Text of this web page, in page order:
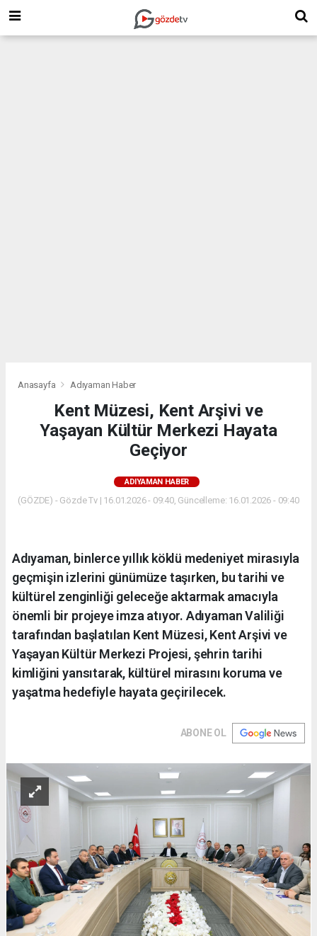
Anasayfa Adıyaman Haber
Kent Müzesi, Kent Arşivi ve
Yaşayan Kültür Merkezi Hayata
Geçiyor
ADIYAMAN HABER
(GÖZDE) - Gözde Tv | 16.01.2026 - 09:40, Güncelleme: 16.01.2026 - 09:40
Adıyaman, binlerce yıllık köklü medeniyet mirasıyla
geçmişin izlerini günümüze taşırken, bu tarihi ve
kültürel zenginliği geleceğe aktarmak amacıyla
önemli bir projeye imza atıyor. Adıyaman Valiliği
tarafından başlatılan Kent Müzesi, Kent Arşivi ve
Yaşayan Kültür Merkezi Projesi, şehrin tarihi
kimliğini yansıtarak, kültürel mirasını koruma ve
yaşatma hedefiyle hayata geçirilecek.
ABONE OL